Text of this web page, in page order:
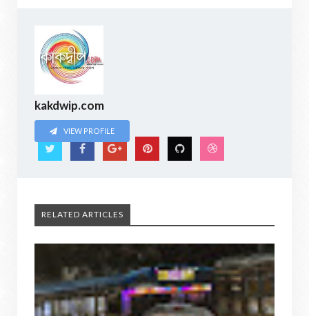
kakdwip.com
VIEW PROFILE
RELATED ARTICLES